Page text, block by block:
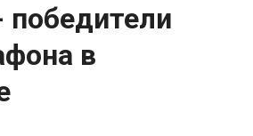
победители
в